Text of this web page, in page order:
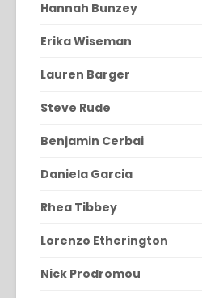
Hannah Bunzey
Erika Wiseman
Lauren Barger
Steve Rude
Benjamin Cerbai
Daniela Garcia
Rhea Tibbey
Lorenzo Etherington
Nick Prodromou